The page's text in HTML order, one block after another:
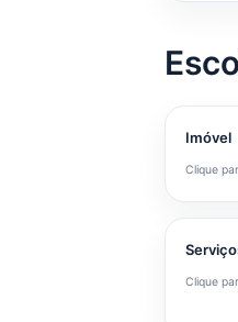
Imóvel
Clique
Clique